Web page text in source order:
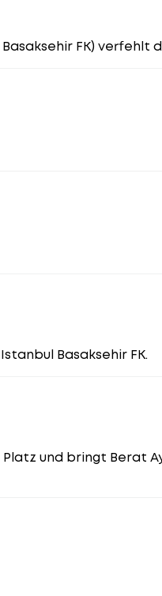
FK) verfehlt
Basaksehir FK.
Platz und bringt Berat